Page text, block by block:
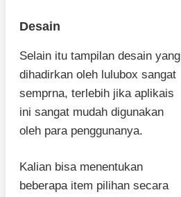
Desain
Selain itu tampilan desain yang
dihadirkan oleh lulubox sangat
semprna, terlebih jika aplikais
ini sangat mudah digunakan
oleh para penggunanya.
Kalian bisa menentukan
beberapa item pilihan secara